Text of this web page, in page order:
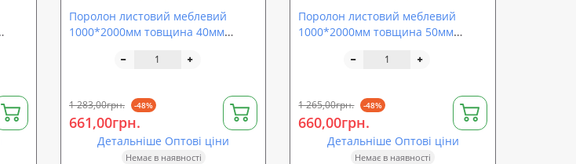
Поролон листовий меблевий
1000*2000мм товщина 40мм
st2540-40)
1 283,00грн. -48%
661,00грн.
Детальніше Оптові ціни
Немає в наявності
Поролон листовий меблевий
1000*2000мм товщина 50мм
el2542-50)
1 265,00грн. -48%
660,00грн.
Детальніше Оптові ціни
Немає в наявності